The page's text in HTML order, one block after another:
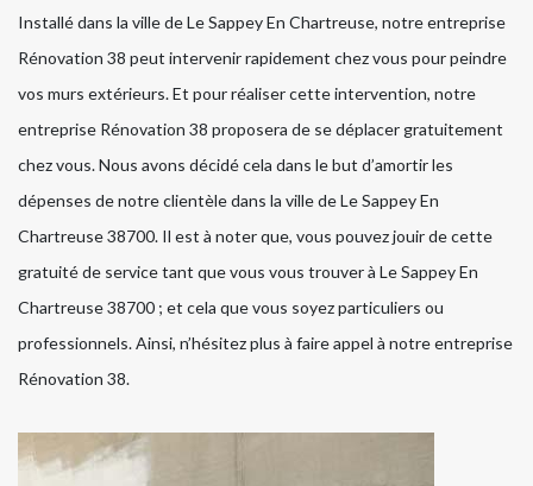
Installé dans la ville de Le Sappey En Chartreuse, notre entreprise
Rénovation 38 peut intervenir rapidement chez vous pour peindre
vos murs extérieurs. Et pour réaliser cette intervention, notre
entreprise Rénovation 38 proposera de se déplacer gratuitement
chez vous. Nous avons décidé cela dans le but d’amortir les
dépenses de notre clientèle dans la ville de Le Sappey En
Chartreuse 38700. Il est à noter que, vous pouvez jouir de cette
gratuité de service tant que vous vous trouver à Le Sappey En
Chartreuse 38700 ; et cela que vous soyez particuliers ou
professionnels. Ainsi, n’hésitez plus à faire appel à notre entreprise
Rénovation 38.